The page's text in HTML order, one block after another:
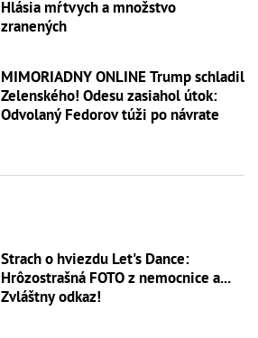
Hlásia mŕtvych a množstvo
zranených
MIMORIADNY ONLINE Trump schladil
Zelenského! Odesu zasiahol útok:
Odvolaný Fedorov túži po návrate
Strach o hviezdu Let's Dance:
Hrôzostrašná FOTO z nemocnice a...
Zvláštny odkaz!